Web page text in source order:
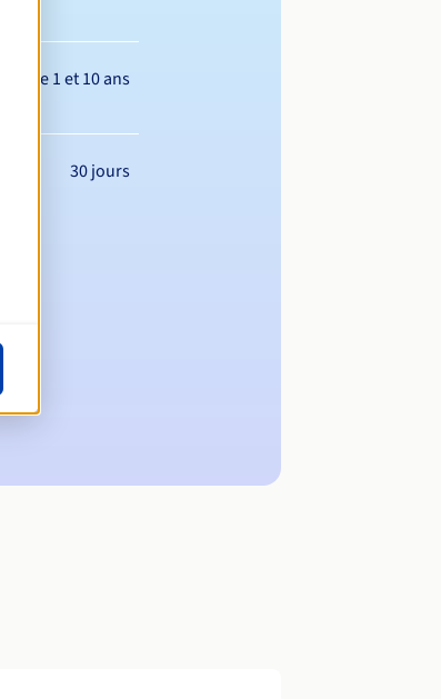
Entre 1 et 10 ans
30 jours